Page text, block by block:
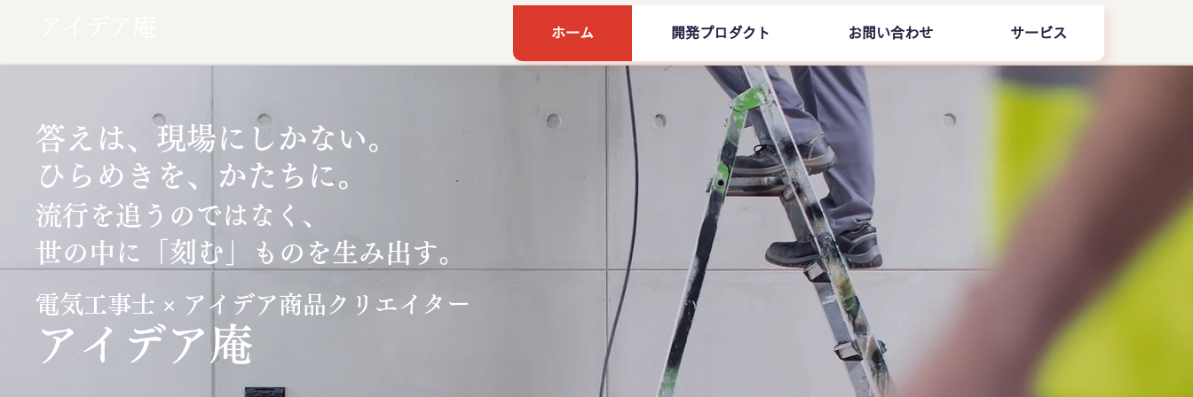
ホーム 開発プロダクト お問い合わせ サービス
ひらめきを、かたちに。
答えは、現場にしかない。
流行を追うのではなく、
世の中に
「刻む」 ものを生み出す。
電気工事士 × アイデア商品クリエイター
​アイデア庵